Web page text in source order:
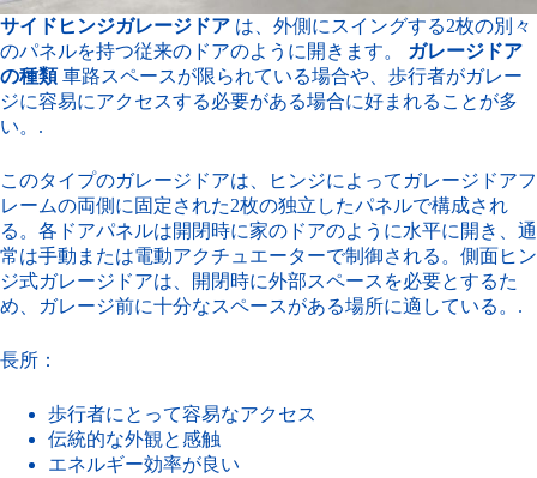
サイドヒンジガレージドア は、外側にスイングする2枚の別々
のパネルを持つ従来のドアのように開きます。
ガレージドア
の種類車路スペースが限られている場合や、歩行者がガレー
ジに容易にアクセスする必要がある場合に好まれることが多
い。.
このタイプのガレージドアは、ヒンジによってガレージドアフ
レームの両側に固定された2枚の独立したパネルで構成され
る。各ドアパネルは開閉時に家のドアのように水平に開き、通
常は手動または電動アクチュエーターで制御される。側面ヒン
ジ式ガレージドアは、開閉時に外部スペースを必要とするた
め、ガレージ前に十分なスペースがある場所に適している。.
長所：
歩行者にとって容易なアクセス
伝統的な外観と感触
エネルギー効率が良い